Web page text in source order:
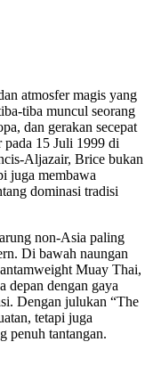
atmosfer magis yang
tiba muncul seorang
dan gerakan secepat
pada 15 Juli 1999 di
Aljazair, Brice bukan
juga membawa
dominasi tradisi
non-Asia paling
Di bawah naungan
Muay Thai,
depan dengan gaya
Dengan julukan “The
tetapi juga
penuh tantangan.